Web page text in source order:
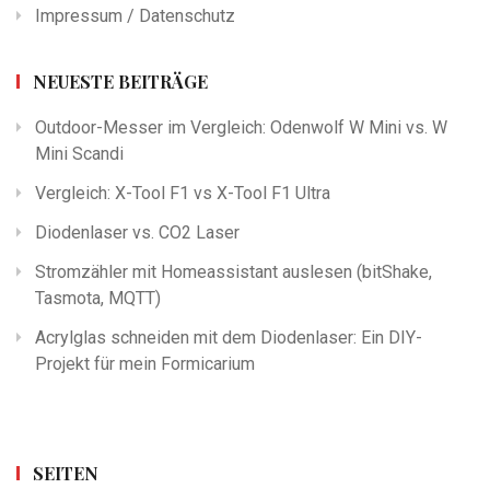
Impressum / Datenschutz
NEUESTE BEITRÄGE
Outdoor-Messer im Vergleich: Odenwolf W Mini vs. W
Mini Scandi
Vergleich: X-Tool F1 vs X-Tool F1 Ultra
Diodenlaser vs. CO2 Laser
Stromzähler mit Homeassistant auslesen (bitShake,
Tasmota, MQTT)
Acrylglas schneiden mit dem Diodenlaser: Ein DIY-
Projekt für mein Formicarium
SEITEN